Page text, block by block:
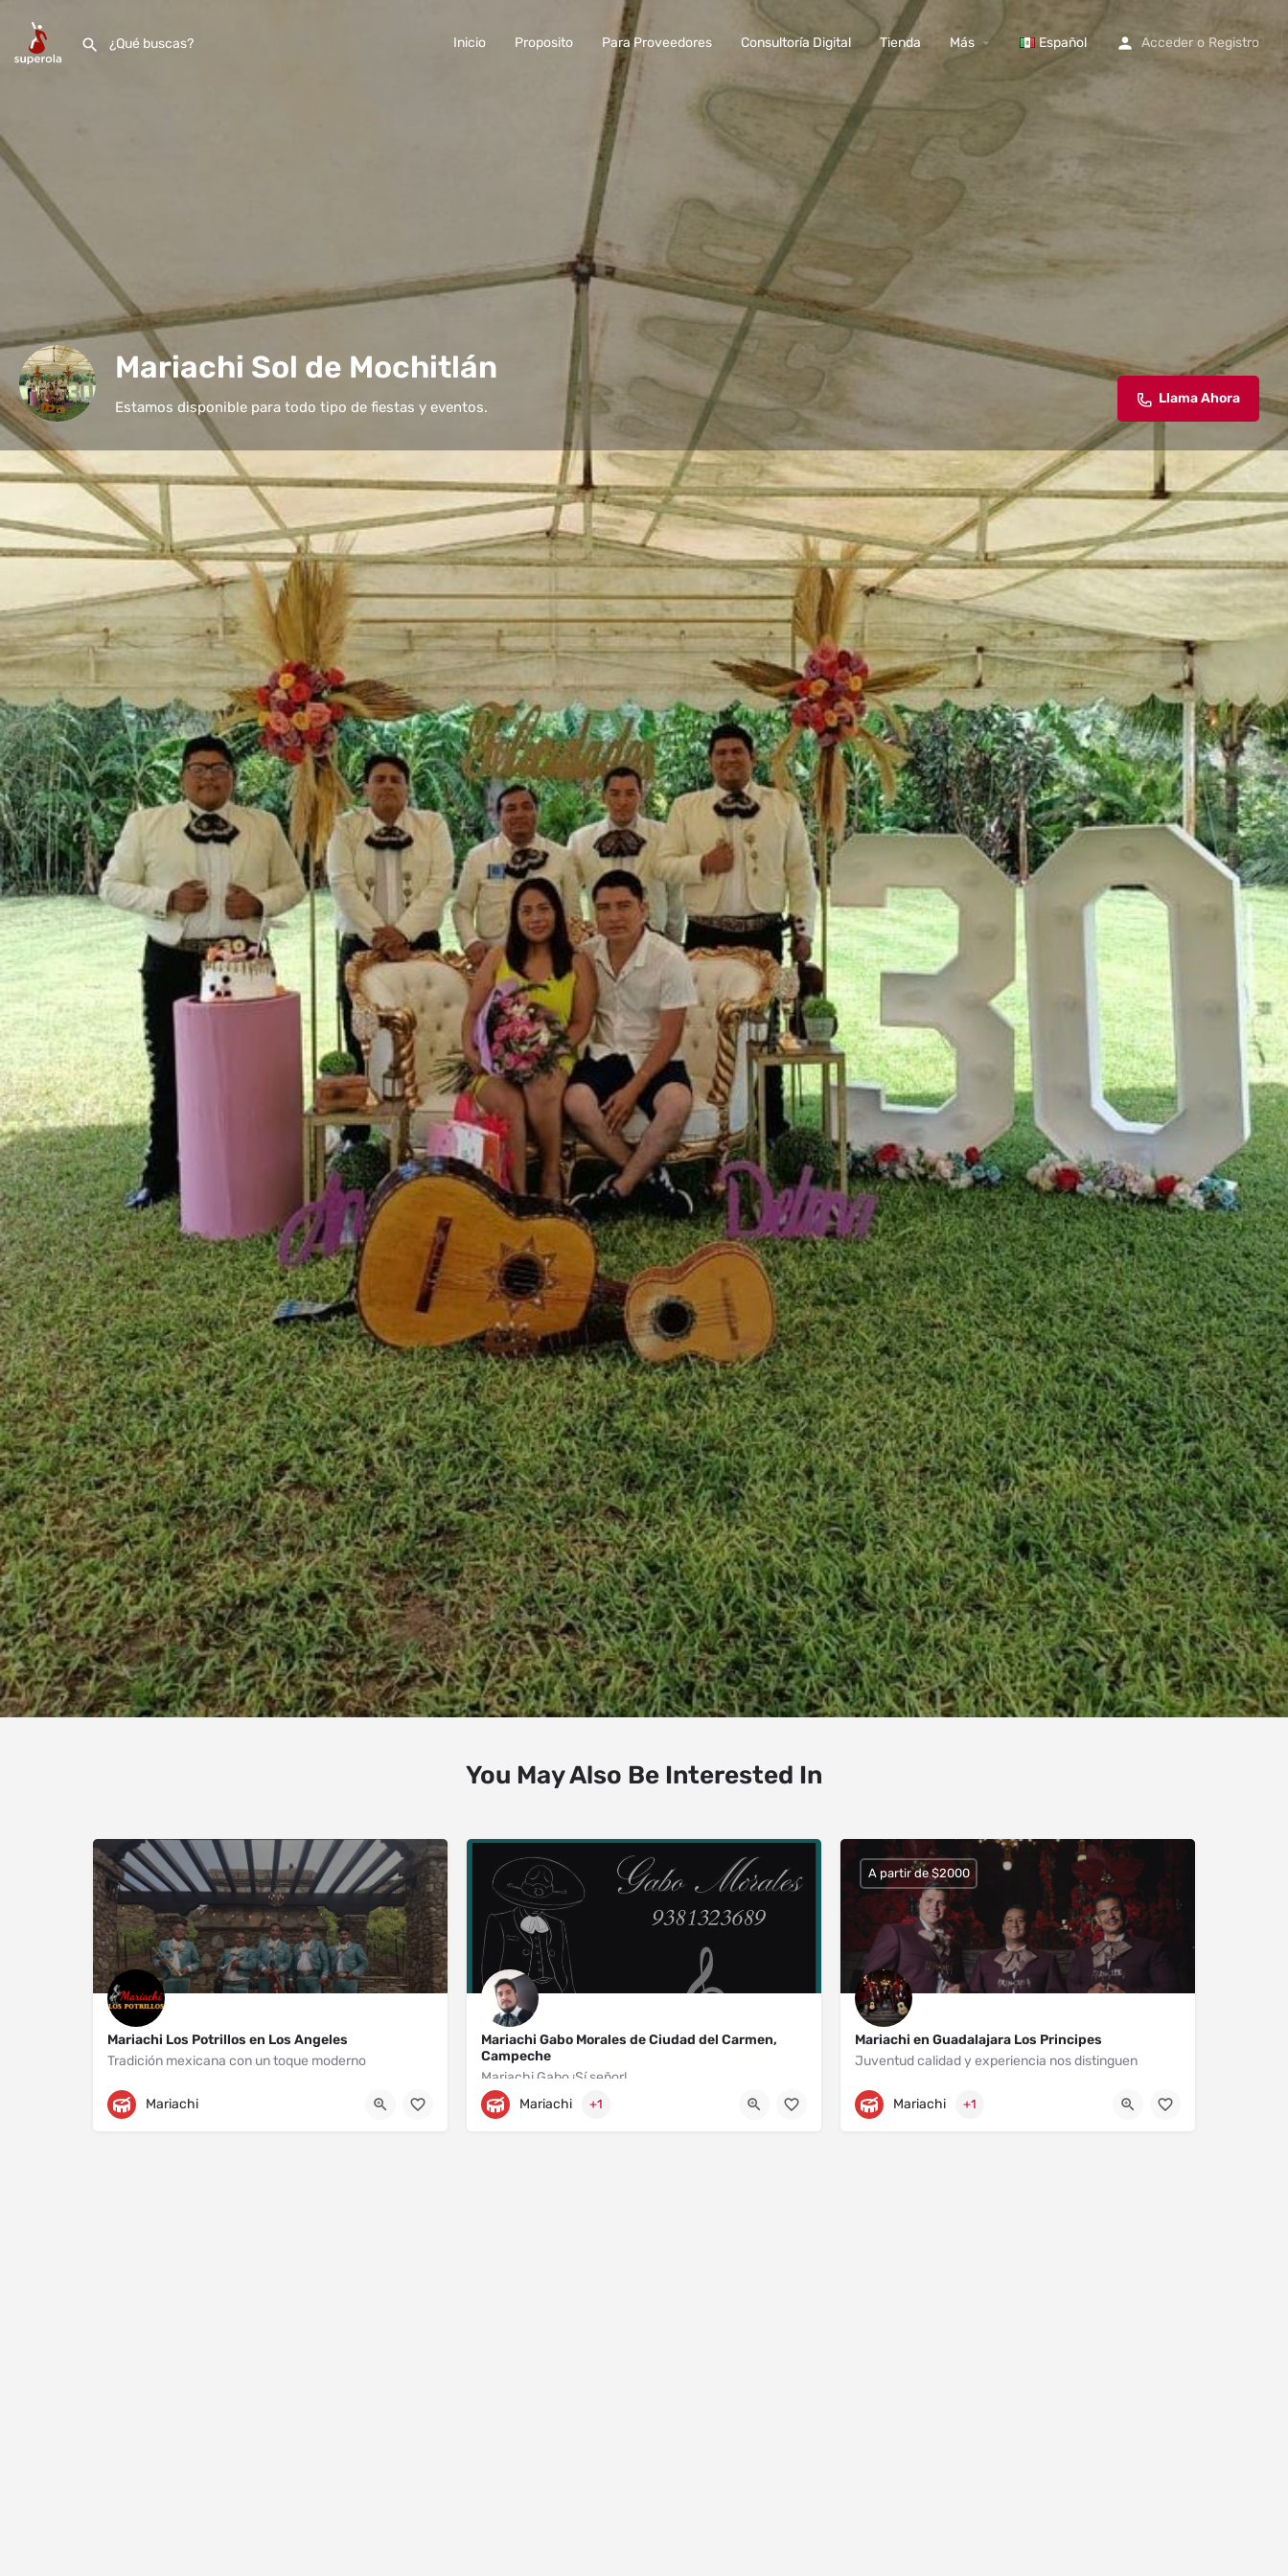
Inicio Proposito Para Proveedores Consultoría Digital Tienda Más Español Acceder o Registro
Mariachi Sol de Mochitlán
Estamos disponible para todo tipo de fiestas y eventos. Llama Ahora
Perfil Explorar los Videos Audios Solicitud de Reserva Comentarios 0 Eventos
Llama Ahora Webiste Mensaje directo Deja Resena Lista de reclamaciones Reportar Compartir
Sobre Nosotros
Estamos disponible para todo tipo de fiestas y eventos. Por favor contáctenos
usando la forma de contacto aquí. Es la manera más rápida de comunicarse.
Gracias
Ubicación
Quechultenango, Guerrero, Mexico Cómo llegar
Abrir Abierto las 24 horas del día
Galeria
Categoria
Mariachi
Contactanos, Comenta, Pregúntanos o Saludanos
Tu Nombre
Tu Correo Electronico
Numero De Te
Mensaje (optional)
You May Also Be Interested In
Mariachi Los Potrillos en Los Angeles
Tradición mexicana con un toque moderno
Los Angeles
Mariachi
Mariachi Gabo Morales de Ciudad del Carmen,
Campeche
Mariachi Gabo ¡Sí señor!
Prolongación Avenida Benito Juárez 270
Mariachi +1
Mariachi en Guadalajara Los Principes
Juventud calidad y experiencia nos distinguen
Zapopan
A partir de $2000
Mariachi +1